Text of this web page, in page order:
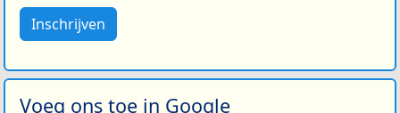
Inschrijven
Voeg ons toe in Google